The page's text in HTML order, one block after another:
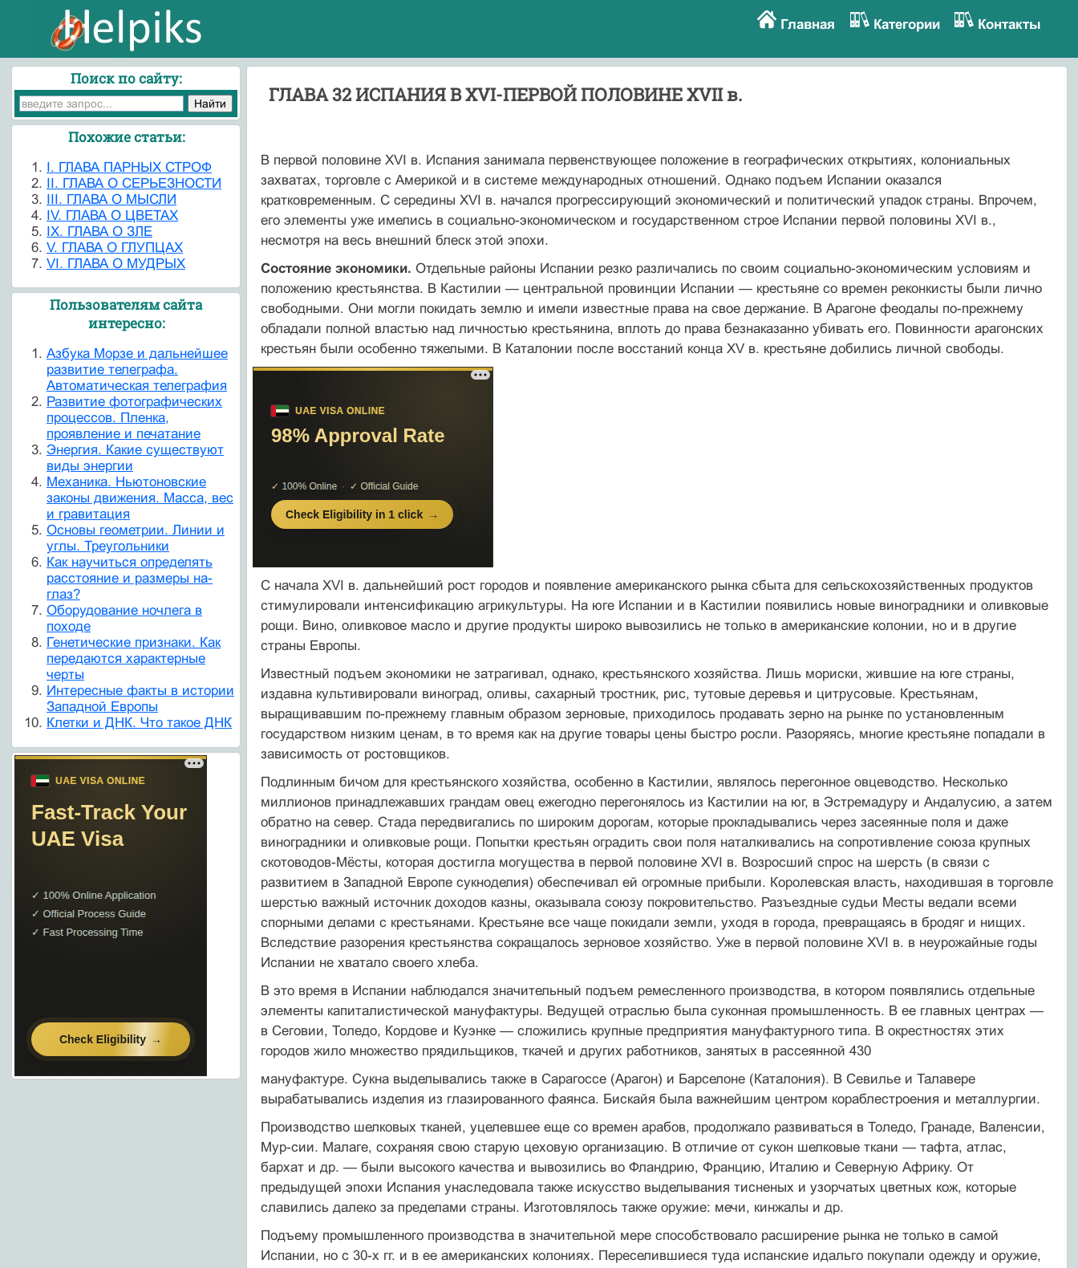
Главная Категории Контакты
ГЛАВА 32 ИСПАНИЯ В XVI-ПЕРВОЙ ПОЛОВИНЕ XVII в.
В первой половине XVI в. Испания занимала первенствующее положение в географических открытиях, колониальных
захватах, торговле с Америкой и в системе международных отношений. Однако подъем Испании оказался
кратковременным. С середины XVI в. начался прогрессирующий экономический и политический упадок страны. Впрочем,
его элементы уже имелись в социально-экономическом и государственном строе Испании первой половины XVI в.,
несмотря на весь внешний блеск этой эпохи.
Состояние экономики. Отдельные районы Испании резко различались по своим социально-экономическим условиям и
положению крестьянства. В Кастилии — центральной провинции Испании — крестьяне со времен реконкисты были лично
свободными. Они могли покидать землю и имели известные права на свое держание. В Арагоне феодалы по-прежнему
обладали полной властью над личностью крестьянина, вплоть до права безнаказанно убивать его. Повинности арагонских
крестьян были особенно тяжелыми. В Каталонии после восстаний конца XV в. крестьяне добились личной свободы.
С начала XVI в. дальнейший рост городов и появление американского рынка сбыта для сельскохозяйственных продуктов
стимулировали интенсификацию агрикультуры. На юге Испании и в Кастилии появились новые виноградники и оливковые
рощи. Вино, оливковое масло и другие продукты широко вывозились не только в американские колонии, но и в другие
страны Европы.
Известный подъем экономики не затрагивал, однако, крестьянского хозяйства. Лишь мориски, жившие на юге страны,
издавна культивировали виноград, оливы, сахарный тростник, рис, тутовые деревья и цитрусовые. Крестьянам,
выращивавшим по-прежнему главным образом зерновые, приходилось продавать зерно на рынке по установленным
государством низким ценам, в то время как на другие товары цены быстро росли. Разоряясь, многие крестьяне попадали в
зависимость от ростовщиков.
Подлинным бичом для крестьянского хозяйства, особенно в Кастилии, являлось перегонное овцеводство. Несколько
миллионов принадлежавших грандам овец ежегодно перегонялось из Кастилии на юг, в Эстремадуру и Андалусию, а затем
обратно на север. Стада передвигались по широким дорогам, которые прокладывались через засеянные поля и даже
виноградники и оливковые рощи. Попытки крестьян оградить свои поля наталкивались на сопротивление союза крупных
скотоводов-Мёсты, которая достигла могущества в первой половине XVI в. Возросший спрос на шерсть (в связи с
развитием в Западной Европе сукноделия) обеспечивал ей огромные прибыли. Королевская власть, находившая в торговле
шерстью важный источник доходов казны, оказывала союзу покровительство. Разъездные судьи Месты ведали всеми
спорными делами с крестьянами. Крестьяне все чаще покидали земли, уходя в города, превращаясь в бродяг и нищих.
Вследствие разорения крестьянства сокращалось зерновое хозяйство. Уже в первой половине XVI в. в неурожайные годы
Испании не хватало своего хлеба.
В это время в Испании наблюдался значительный подъем ремесленного производства, в котором появлялись отдельные
элементы капиталистической мануфактуры. Ведущей отраслью была суконная промышленность. В ее главных центрах —
в Сеговии, Толедо, Кордове и Куэнке — сложились крупные предприятия мануфактурного типа. В окрестностях этих
городов жило множество прядильщиков, ткачей и других работников, занятых в рассеянной 430
мануфактуре. Сукна выделывались также в Сарагоссе (Арагон) и Барселоне (Каталония). В Севилье и Талавере
вырабатывались изделия из глазированного фаянса. Бискайя была важнейшим центром кораблестроения и металлургии.
Производство шелковых тканей, уцелевшее еще со времен арабов, продолжало развиваться в Толедо, Гранаде, Валенсии,
Мур-сии. Малаге, сохраняя свою старую цеховую организацию. В отличие от сукон шелковые ткани — тафта, атлас,
бархат и др. — были высокого качества и вывозились во Фландрию, Францию, Италию и Северную Африку. От
предыдущей эпохи Испания унаследовала также искусство выделывания тисненых и узорчатых цветных кож, которые
славились далеко за пределами страны. Изготовлялось также оружие: мечи, кинжалы и др.
Подъему промышленного производства в значительной мере способствовало расширение рынка не только в самой
Испании, но с 30-х гг. и в ее американских колониях. Переселившиеся туда испанские идальго покупали одежду и оружие,
Поиск по сайту:
Похожие статьи:
I. ГЛАВА ПАРНЫХ СТРОФ
II. ГЛАВА О СЕРЬЕЗНОСТИ
III. ГЛАВА О МЫСЛИ
IV. ГЛАВА О ЦВЕТАХ
IX. ГЛАВА О ЗЛЕ
V. ГЛАВА О ГЛУПЦАХ
VI. ГЛАВА О МУДРЫХ
Пользователям сайта
интересно:
Азбука Морзе и дальнейшее
развитие телеграфа.
Автоматическая телеграфия
Развитие фотографических
процессов. Пленка,
проявление и печатание
Энергия. Какие существуют
виды энергии
Механика. Ньютоновские
законы движения. Масса, вес
и гравитация
Основы геометрии. Линии и
углы. Треугольники
Как научиться определять
расстояние и размеры на-
глаз?
Оборудование ночлега в
походе
Генетические признаки. Как
передаются характерные
черты
Интересные факты в истории
Западной Европы
Клетки и ДНК. Что такое ДНК